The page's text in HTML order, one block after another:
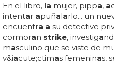
En el libro, la mujer, pippa, a
intentar apuñalarlo... un
encuentra a su detective
cormoran strike, investiga
masculino que se viste de
v&iacute;ctimas femeninas,